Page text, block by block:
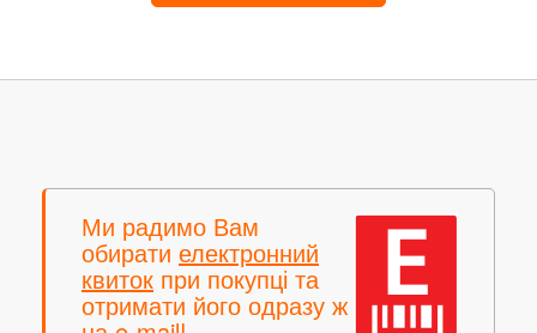
Ми радимо Вам
обирати електронний
квиток при покупці та
отримати його одразу ж